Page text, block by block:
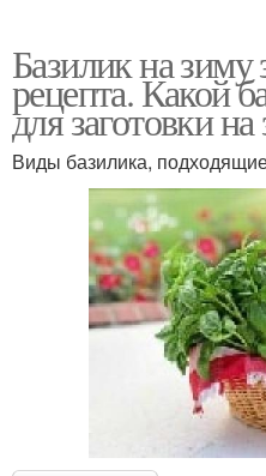
Базилик на зиму
рецепта. Какой
для заготовки
Виды базилика,